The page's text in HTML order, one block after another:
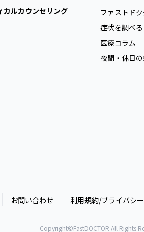
カルカウンセリング
ファストド
症状を調べる
医療コラム
夜間・休日
お問い合わせ 利用規約/プライバシ
Copyright©FastDOCTOR All Rights